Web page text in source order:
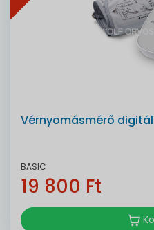
Vérnyomásmérő
BASIC
19 800 Ft